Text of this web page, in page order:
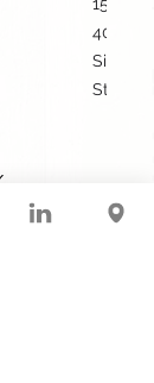
40
Si
Stock